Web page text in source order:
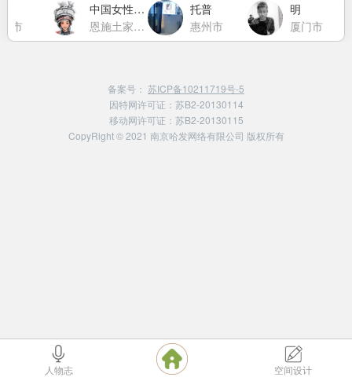
市
中国女性力量萧莉洁
恩施土家族苗族自治州
托普
惠州市
明
厦门市
备案号： 苏ICP备10211719号-5
因特网许可证：苏B2-20130114
移动网许可证：苏B2-20130115
CopyRight © 2021 南京哈发网络有限公司 版权所有
人物志 空间设计